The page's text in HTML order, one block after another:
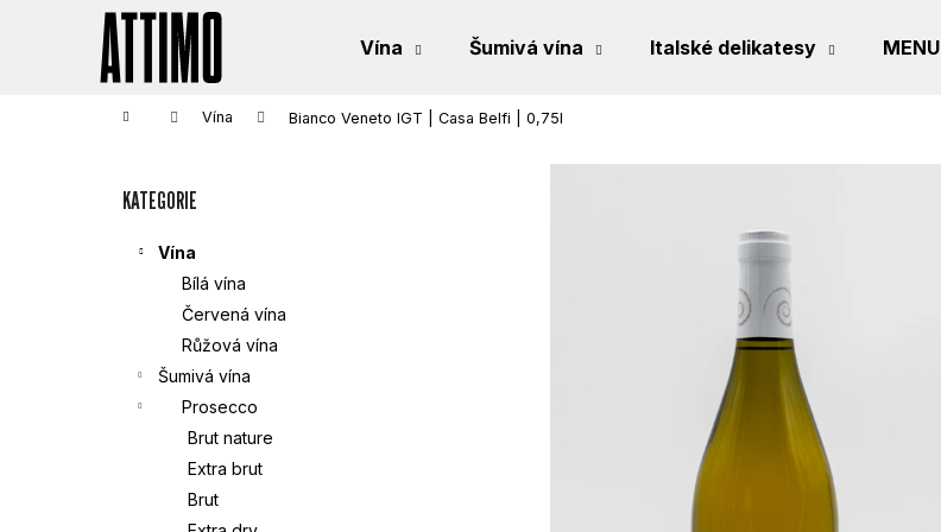
Vína Šumivá vína Italské delikatesy MENU
Domů Vína Bianco Veneto IGT | Casa Belfi | 0,75l
Přeskočit
KATEGORIE
Vína
Bílá vína
Červená vína
Růžová vína
Šumivá vína
Prosecco
Brut nature
Extra brut
Brut
Zpět
Zpět
CO POTŘEBUJETE NAJÍT?
DOPORUČUJEME